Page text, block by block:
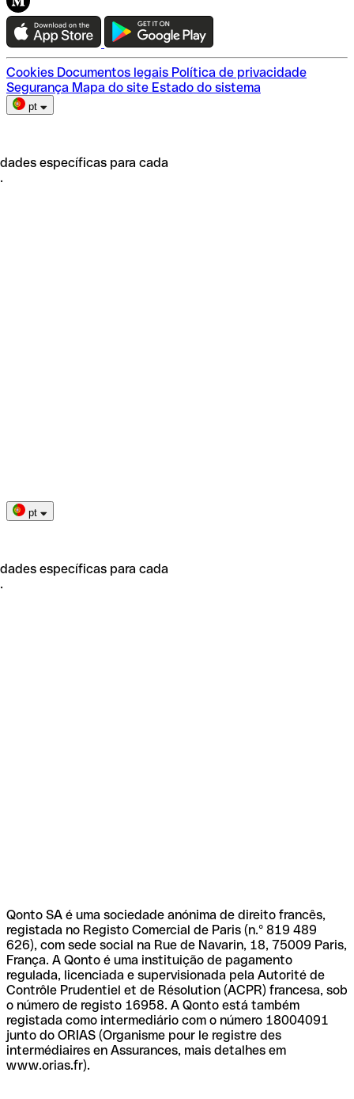
Teste a Qonto
Escolha do plano
Cookies Documentos legais Política de privacidade
Segurança Mapa do site Estado do sistema
pt
específicas para cada
pt
específicas para cada
Qonto SA é uma sociedade anónima de direito francês,
registada no Registo Comercial de Paris (n.º 819 489
626), com sede social na Rue de Navarin, 18, 75009 Paris,
França. A Qonto é uma instituição de pagamento
regulada, licenciada e supervisionada pela Autorité de
Contrôle Prudentiel et de Résolution (ACPR) francesa, sob
o número de registo 16958. A Qonto está também
registada como intermediário com o número 18004091
junto do ORIAS (Organisme pour le registre des
intermédiaires en Assurances, mais detalhes em
www.orias.fr).